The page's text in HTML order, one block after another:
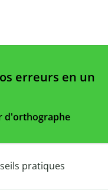
erreurs en un
d'orthographe
pratiques